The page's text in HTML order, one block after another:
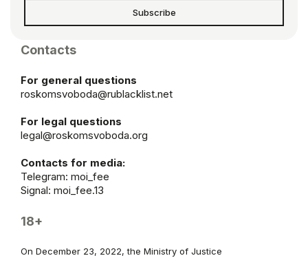
Subscribe
Contacts
For general questions
roskomsvoboda@rublacklist.net
For legal questions
legal@roskomsvoboda.org
Contacts for media:
Telegram: moi_fee
Signal: moi_fee.13
18+
On December 23, 2022, the Ministry of Justice